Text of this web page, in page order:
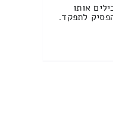
אותו
לתפקד.